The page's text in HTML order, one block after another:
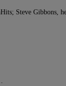
Steve Gibbons,